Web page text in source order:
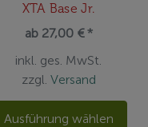
XTA Base Jr.
ab 27,00 € *
inkl. ges. MwSt.
zzgl. Versand
Ausführung wählen